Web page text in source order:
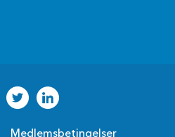
Medlemsbetingelser